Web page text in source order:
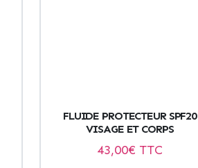
FLUIDE PROTECTEUR SPF20
VISAGE ET CORPS
43,00€ TTC